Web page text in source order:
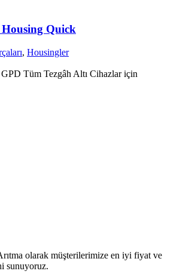
Quick
, Housingler
Tüm Tezgâh Altı Cihazlar için
olarak müşterilerimize en iyi fiyat ve
sunuyoruz.